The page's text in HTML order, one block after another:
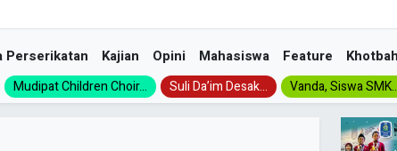
Perserikatan Kajian Opini Mahasiswa Feature Khotbah
Mudipat Children Choir... Suli Da’im Desak... Vanda, Siswa